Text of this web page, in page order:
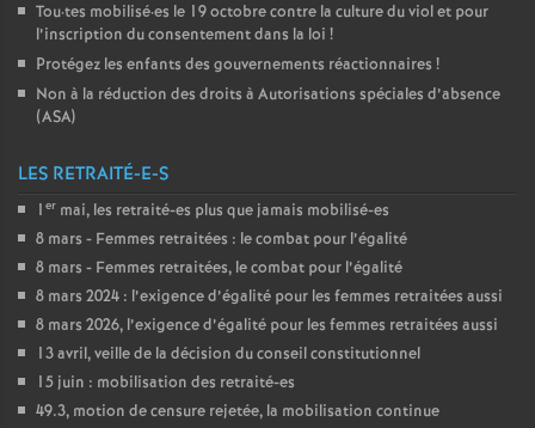
Tou·tes mobilisé·es le 19 octobre contre la culture du viol et pour
l’inscription du consentement dans la loi !
Protégez les enfants des gouvernements réactionnaires !
Non à la réduction des droits à Autorisations spéciales d’absence
(ASA)
LES RETRAITÉ-E-S
1 er mai, les retraité-es plus que jamais mobilisé-es
8 mars - Femmes retraitées : le combat pour l’égalité
8 mars - Femmes retraitées, le combat pour l’égalité
8 mars 2024 : l’exigence d’égalité pour les femmes retraitées aussi
8 mars 2026, l’exigence d’égalité pour les femmes retraitées aussi
13 avril, veille de la décision du conseil constitutionnel
15 juin : mobilisation des retraité-es
49.3, motion de censure rejetée, la mobilisation continue